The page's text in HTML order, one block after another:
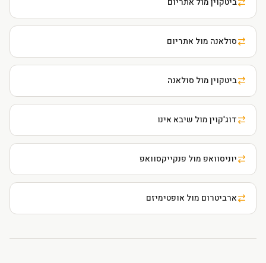
סולאנה מול אתריום
ביטקוין מול סולאנה
דוג'קוין מול שיבא אינו
יוניסוואפ מול פנקייקסוואפ
ארביטרום מול אופטימיזם